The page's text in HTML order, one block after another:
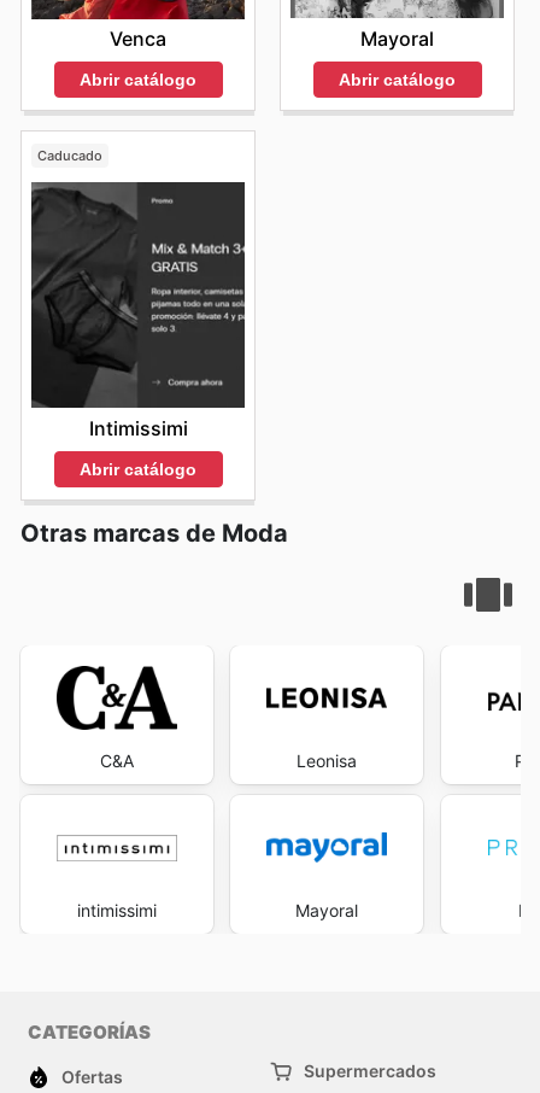
sobre lasSuperdry weekly ads
les permite conseguir
piezas codiciadas a precios imbatibles.
Stay up to date
with Superdry's weekly ads and enjoy exclusive
savings every day.
Venca
Abrir catálogo
Mayoral
Abrir catálogo
Caducado
Intimissimi
Abrir catálogo
Otras marcas de Moda
C&A
intimissimi
Leonisa
Mayoral
CATEGORÍAS
Ofertas
Supermercados